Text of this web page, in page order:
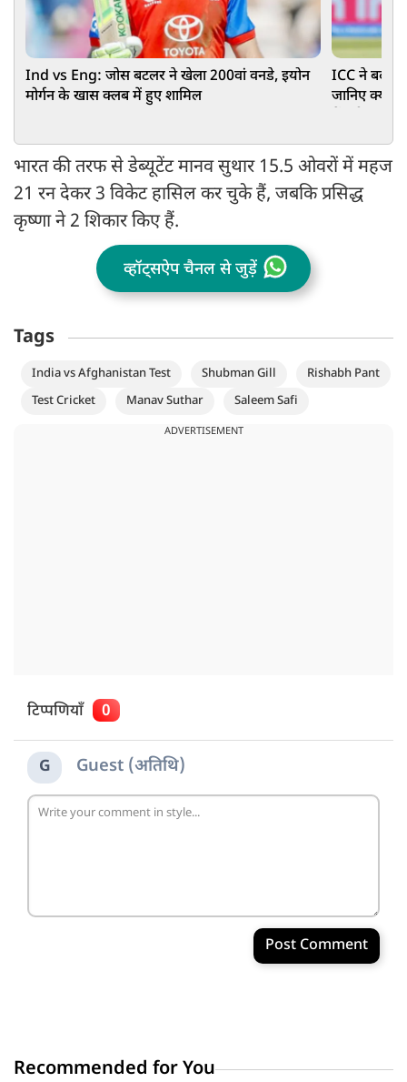
Ind vs Eng: जोस बटलर ने खेला 200वां वनडे, इयोन
मोर्गन के खास क्लब में हुए शामिल
ICC ने बदला
जानिए क्या
भारत की तरफ से डेब्यूटेंट मानव सुथार 15.5 ओवरों में महज
21 रन देकर 3 विकेट हासिल कर चुके हैं, जबकि प्रसिद्ध
कृष्णा ने 2 शिकार किए हैं.
व्हॉट्सऐप चैनल से जुड़ें
Tags
India vs Afghanistan Test Shubman Gill
Rishabh Pant
Test Cricket
Manav Suthar Saleem Safi
ADVERTISEMENT
टिप्पणियाँ 0
G Guest (अतिथि)
Post Comment
Recommended for You